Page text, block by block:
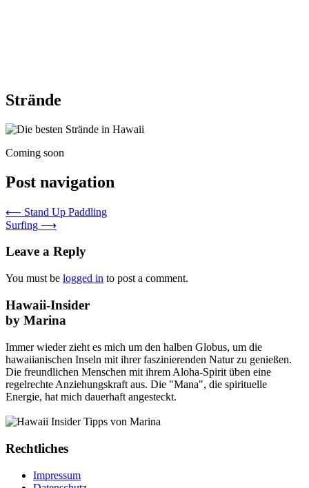
Strände
Coming soon
Post navigation
⟵ Stand Up Paddling
Surfing ⟶
Leave a Reply
You must be logged in to post a comment.
Hawaii-Insider
by Marina
Immer wieder zieht es mich um den halben Globus, um die
hawaiianischen Inseln mit ihrer faszinierenden Natur zu genießen.
Die freundlichen Menschen mit ihrem Aloha-Spirit üben eine
regelrechte Anziehungskraft aus. Die "Mana", die spirituelle
Energie, hat mich dauerhaft angesteckt.
Rechtliches
Impressum